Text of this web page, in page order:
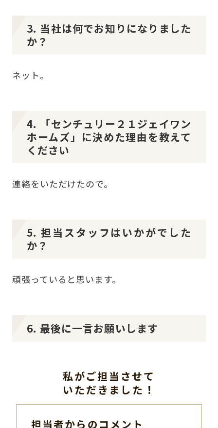
3. 当社は何でお知りになりました
か？
ネット。
4. 「センチュリー２１ジェイワン
ホームズ」に決めた理由を教えて
ください
連絡をいただけたので。
5. 担当スタッフはいかがでした
か？
頑張っていると思います。
6. 最後に一言お願いします
私がご担当させて
いただきました！
担当者からのコメント